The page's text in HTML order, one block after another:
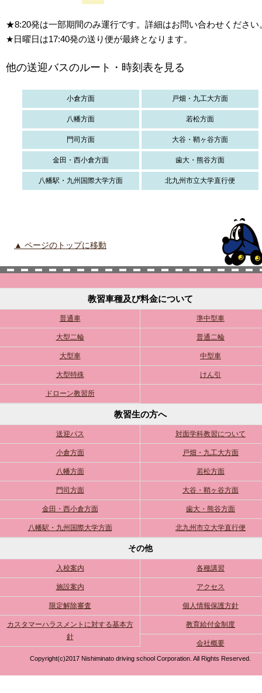
★8:20発は一部期間のみ運行です。詳細はお問い合わせください
★日曜日は17:40発の送り便が最終となります。
他の送迎バスのルート・時刻表を見る
小倉方面 戸畑・九工大方面
八幡方面 若松方面
門司方面 大谷・鞘ヶ谷方面
金田・西小倉方面 歯大・熊谷方面
八幡駅・九州国際大学方面 北九州市立大学直行便
▲ ページのトップに移動
教習車種及び料金について
普通車 準中型車
大型二輪 普通二輪
大型車 中型車
大型特殊 けん引
ドローン教習所
教習生の方へ
送迎バス 対面学科教習について
小倉方面 戸畑・九工大方面
八幡方面 若松方面
門司方面 大谷・鞘ヶ谷方面
金田・西小倉方面 歯大・熊谷方面
八幡駅・九州国際大学方面 北九州市立大学直行便
その他
入校案内 各種講習
施設案内 アクセス
限定解除審査 個人情報保護方針
カスタマーハラスメントに対する基本方
針
教育給付金制度
会社概要
Copyright(c)2017 Nishiminato driving school Corporation. All Rights Reserved.